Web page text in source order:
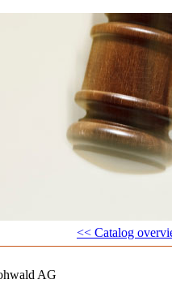
<< Catalog
AG